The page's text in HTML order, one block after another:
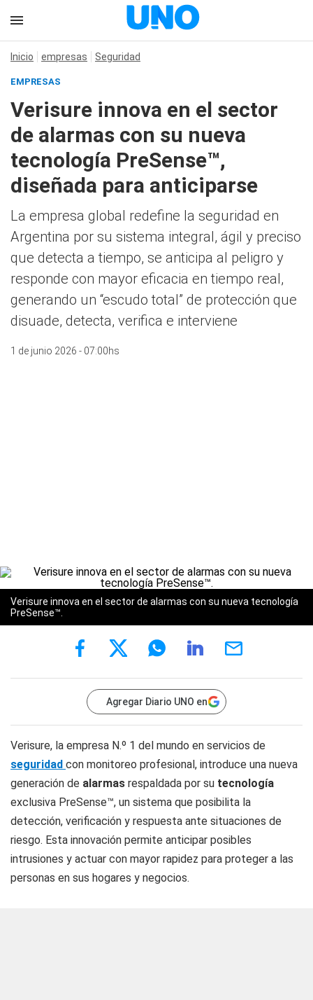
Inicio empresas Seguridad
EMPRESAS
Verisure innova en el sector
de alarmas con su nueva
tecnología PreSense™,
diseñada para anticiparse
La empresa global redefine la seguridad en
Argentina por su sistema integral, ágil y preciso
que detecta a tiempo, se anticipa al peligro y
responde con mayor eficacia en tiempo real,
generando un “escudo total” de protección que
disuade, detecta, verifica e interviene
1 de junio 2026 - 07:00hs
Verisure innova en el sector de alarmas con su nueva tecnología
PreSense™.
Agregar Diario UNO en
Verisure, la empresa N.º 1 del mundo en servicios de
seguridad con monitoreo profesional, introduce una nueva
generación de alarmas respaldada por su tecnología
exclusiva PreSense™, un sistema que posibilita la
detección, verificación y respuesta ante situaciones de
riesgo. Esta innovación permite anticipar posibles
intrusiones y actuar con mayor rapidez para proteger a las
personas en sus hogares y negocios.